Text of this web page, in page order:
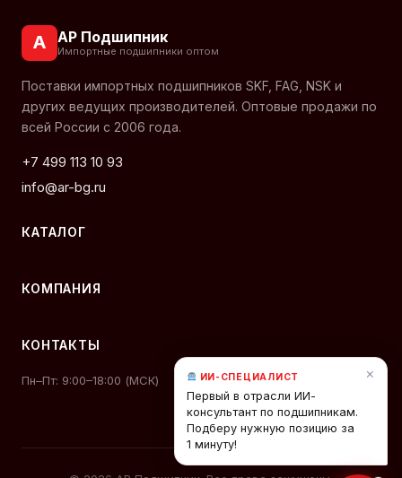
А АР Подшипник
Импортные подшипники оптом
Поставки импортных подшипников SKF, FAG, NSK и
других ведущих производителей. Оптовые продажи по
всей России с 2006 года.
+7 499 113 10 93
info@ar-bg.ru
КАТАЛОГ
КОМПАНИЯ
КОНТАКТЫ
Пн–Пт: 9:00–18:00 (МСК) ×
ИИ-СПЕЦИАЛИСТ
Первый в отрасли ИИ-
консультант по подшипникам.
Подберу нужную позицию за
1 минуту!